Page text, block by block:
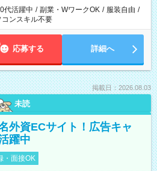
代活躍中 / 副業・WワークOK / 服装自由 /
コンスキル不要
応募する 詳細へ
掲載日：2026.08.03
未読
外資ECサイト！広告キャ
躍中
・面接OK